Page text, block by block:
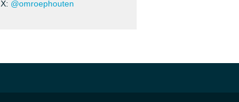
X: @omroephouten